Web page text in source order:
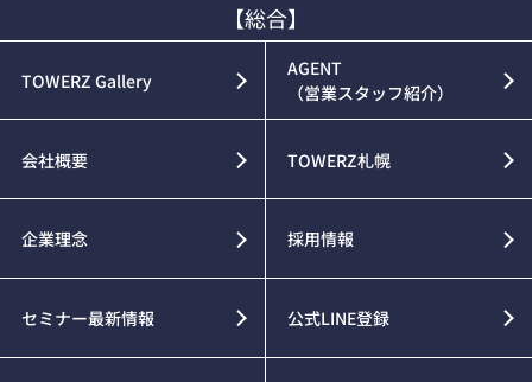
【総合】
TOWERZ Gallery
AGENT
（営業スタッフ紹介）
会社概要 TOWERZ札幌
企業理念 採用情報
セミナー最新情報 公式LINE登録